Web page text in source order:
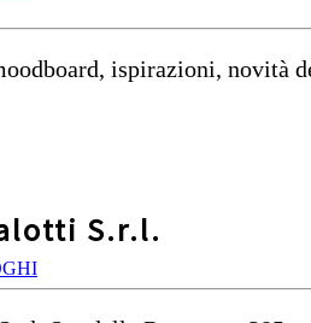
ispirazioni, novità
S.r.l.